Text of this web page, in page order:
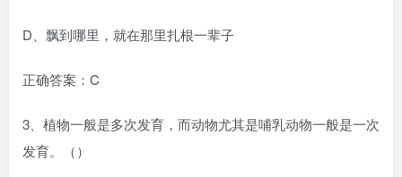
D、飘到哪里，就在那里扎根一辈子
正确答案：C
3、植物一般是多次发育，而动物尤其是哺乳动物一般是一次
发育。（）